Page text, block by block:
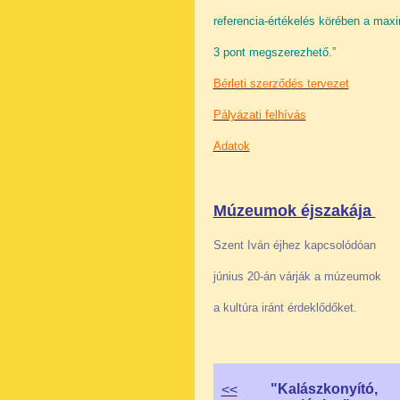
referencia-értékelés körében a
3 pont megszerezhető.”
Bérleti szerződés tervezet
Pályázati felhívás
Adatok
Múzeumok éjszakája
Szent Iván éjhez kapcsolódóan
június 20-án várják a múzeumok
a kultúra iránt érdeklődőket.
<<
"Kalászkonyító,